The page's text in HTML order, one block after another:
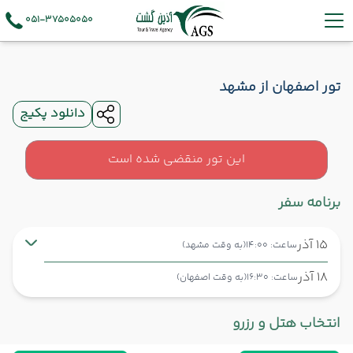
051-37505050
تور اصفهان از مشهد
دانلود پکیج
این تور منقضی شده است
برنامه سفر
15 آذر ساعت: 14:00 (به وقت مشهد)
18 آذر ساعت: 16:30 (به وقت اصفهان)
شروع سفر مشهد ,
انتخاب هتل و رزرو